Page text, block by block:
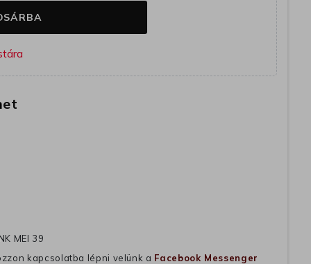
MEI 39
kapcsolatba lépni velünk a Facebook Messenger